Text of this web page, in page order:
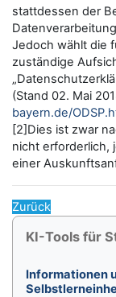
stattdessen der
Jedoch wählt die
zuständige
(Stand 02. Mai
bayern.de/
[2]Dies ist zwar
nicht erforderlich,
einer
Zurück
Blöcke
KI-Tools für
KI-Tools für
Informationen